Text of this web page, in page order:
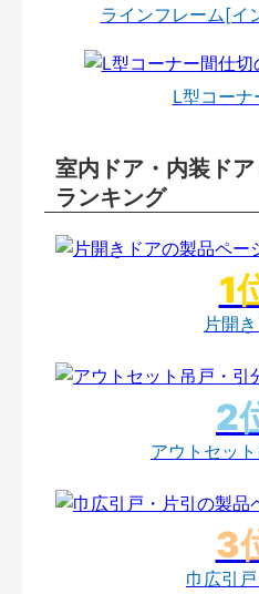
ラインフレーム[イ
L型コーナ
室内ドア・内装ド
ランキング
片開
アウトセッ
巾広引